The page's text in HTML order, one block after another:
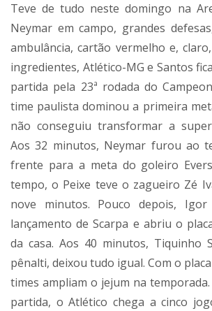
Teve de tudo neste domingo na
Neymar em campo, grandes
ambulância, cartão vermelho e,
ingredientes, Atlético-MG e Santos
partida pela 23ª rodada do
time paulista dominou a primeira
não conseguiu transformar a
Aos 32 minutos, Neymar furou ao
frente para a meta do goleiro
tempo, o Peixe teve o zagueiro Zé
nove minutos. Pouco depois, Igor
lançamento de Scarpa e abriu o
da casa. Aos 40 minutos, Tiquinho
pênalti, deixou tudo igual. Com o
times ampliam o jejum na
partida, o Atlético chega a cinco